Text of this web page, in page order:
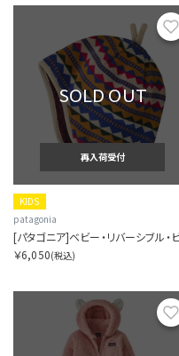
SOLD OUT
再入荷受付
KIDS
patagonia
￥6,050(税込)